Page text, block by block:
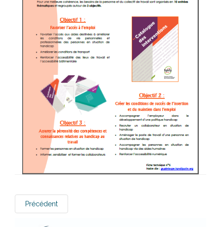
Précédent